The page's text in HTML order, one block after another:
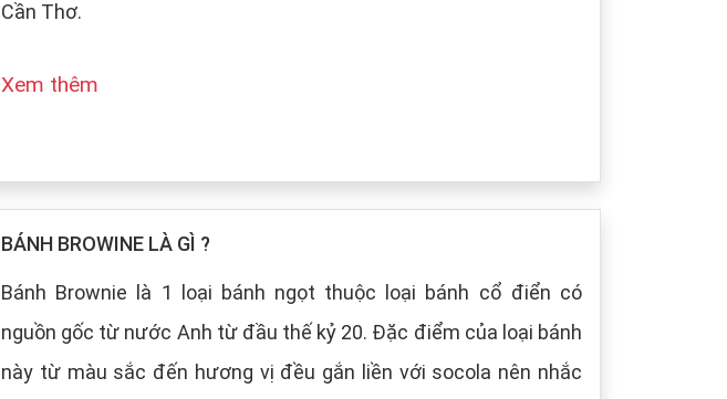
Cần Thơ.
Xem thêm
BÁNH BROWINE LÀ GÌ ?
Bánh Brownie là 1 loại bánh ngọt thuộc loại bánh cổ điển có
nguồn gốc từ nước Anh từ đầu thế kỷ 20. Đặc điểm của loại bánh
này từ màu sắc đến hương vị đều gắn liền với socola nên nhắc